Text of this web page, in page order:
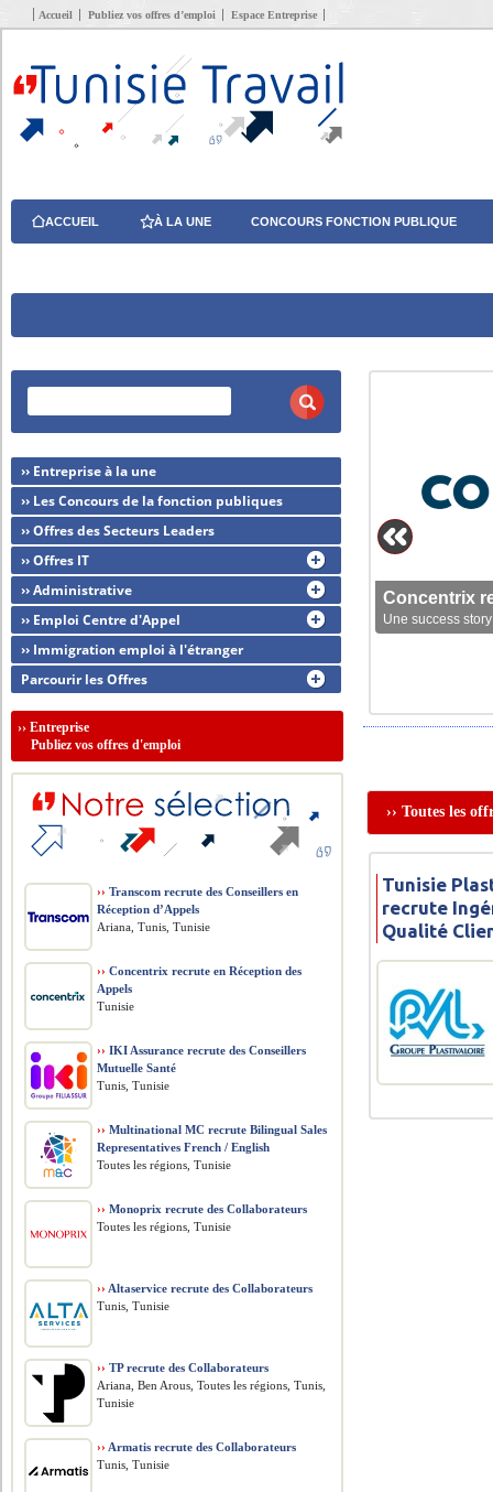
Accueil Publiez vos offres d’emploi Espace Entreprise
ACCUEIL À LA UNE CONCOURS FONCTION PUBLIQUE
Concentrix
Une success
›› Toutes les
Tunisie
recrute
Qualité
›› Entreprise à la une
›› Les Concours de la fonction publiques
›› Offres des Secteurs Leaders
›› Offres IT
›› Administrative
›› Emploi Centre d'Appel
›› Immigration emploi à l'étranger
Parcourir les Offres
››Entreprise
Publiez vos offres d'emploi
›› Transcom recrute des Conseillers en
Réception d’Appels
Ariana, Tunis, Tunisie
›› Concentrix recrute en Réception des
Appels
Tunisie
›› IKI Assurance recrute des Conseillers
Mutuelle Santé
Tunis, Tunisie
›› Multinational MC recrute Bilingual Sales
Representatives French / English
Toutes les régions, Tunisie
›› Monoprix recrute des Collaborateurs
Toutes les régions, Tunisie
›› Altaservice recrute des Collaborateurs
Tunis, Tunisie
›› TP recrute des Collaborateurs
Ariana, Ben Arous, Toutes les régions, Tunis,
Tunisie
›› Armatis recrute des Collaborateurs
Tunis, Tunisie